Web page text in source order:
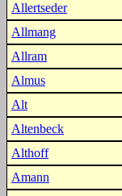
Allertseder
Allmang
Allram
Almus
Alt
Altenbeck
Althoff
Amann